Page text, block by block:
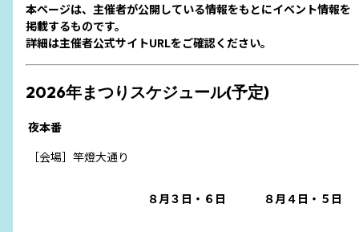
本ページは、主催者が公開している情報をもとにイベント情報を
掲載するものです。
詳細は主催者公式サイトURLをご確認ください。
2026年まつりスケジュール(予定)
夜本番
［会場］竿燈大通り
８月３日・６日 ８月４日・５日